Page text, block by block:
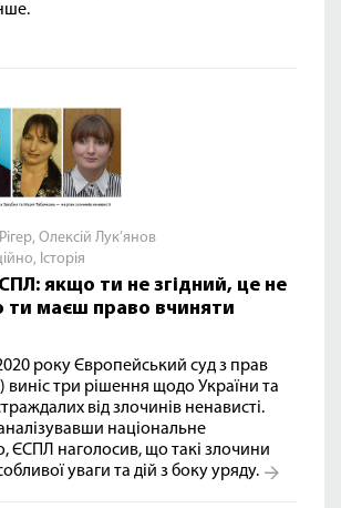
Олексій Лук’янов
, Історія
якщо ти не згідний, це не
ти маєш право вчиняти
року Європейський суд з прав
три рішення щодо України та
від злочинів ненависті.
національне
ЄСПЛ наголосив, що такі злочини
уваги та дій з боку уряду.